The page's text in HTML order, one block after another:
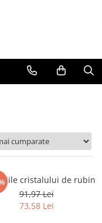
cristalului de rubin
91,97 Lei
73,58 Lei